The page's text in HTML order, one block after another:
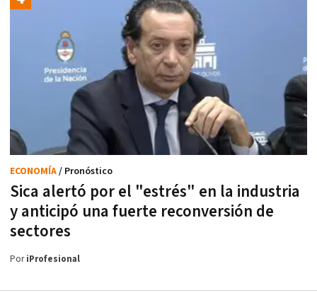
Sica alertó por el "estrés" en la industria
y anticipó una fuerte reconversión de
sectores
ECONOMÍA/ Pronóstico
PoriProfesional